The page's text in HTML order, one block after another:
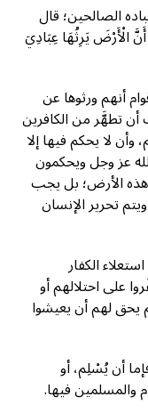
الصالحين؛ قال
الْأَرْضَ يَرِثُهَا عِبَادِيَ
أنهم ورثوها عن
تطهَّر من الكافرين
لا يحكم فيها إلا
عز وجل ويحكمون
هذه الأرض؛ بل يجب
تحرير الإنسان
الكفار
على احتلالهم أو
يحق لهم أن يعيشوا
أن يُسْلِم، أو
والمسلمين فيها.